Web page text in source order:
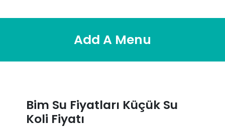
Add A Menu
Bim Su Fiyatları Küçük Su
Koli Fiyatı